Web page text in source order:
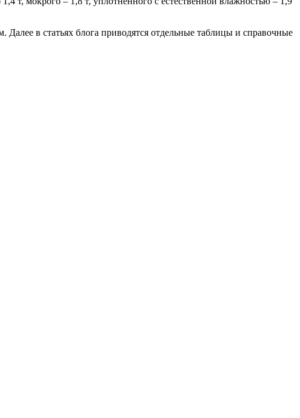
в статьях блога приводятся отдельные таблицы и справочные